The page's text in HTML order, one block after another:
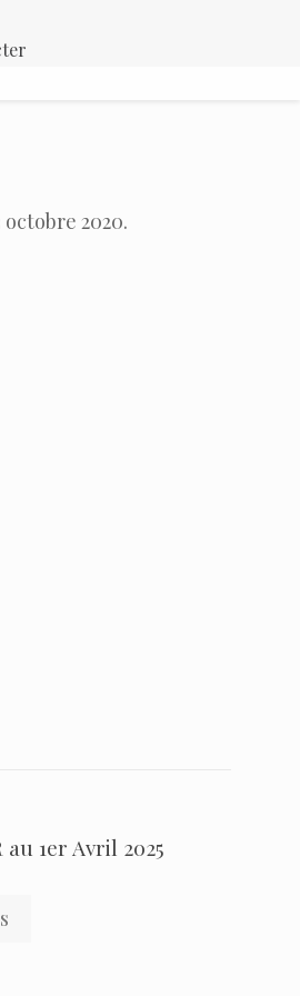
2020.
1er Avril 2025